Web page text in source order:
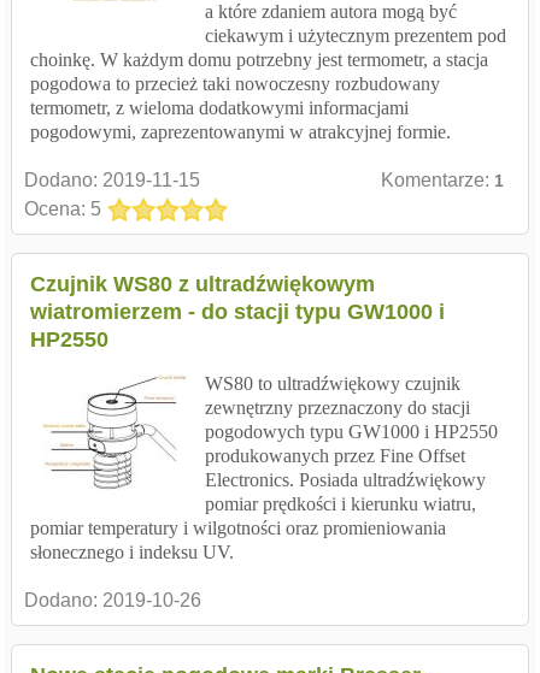
a które zdaniem autora mogą być
ciekawym i użytecznym prezentem pod
choinkę. W każdym domu potrzebny jest termometr, a stacja
pogodowa to przecież taki nowoczesny rozbudowany
termometr, z wieloma dodatkowymi informacjami
pogodowymi, zaprezentowanymi w atrakcyjnej formie.
Dodano: 2019-11-15 Komentarze: 1
Ocena: 5
Czujnik WS80 z ultradźwiękowym
wiatromierzem - do stacji typu GW1000 i
HP2550
WS80 to ultradźwiękowy czujnik
zewnętrzny przeznaczony do stacji
pogodowych typu GW1000 i HP2550
produkowanych przez Fine Offset
Electronics. Posiada ultradźwiękowy
pomiar prędkości i kierunku wiatru,
pomiar temperatury i wilgotności oraz promieniowania
słonecznego i indeksu UV.
Dodano: 2019-10-26